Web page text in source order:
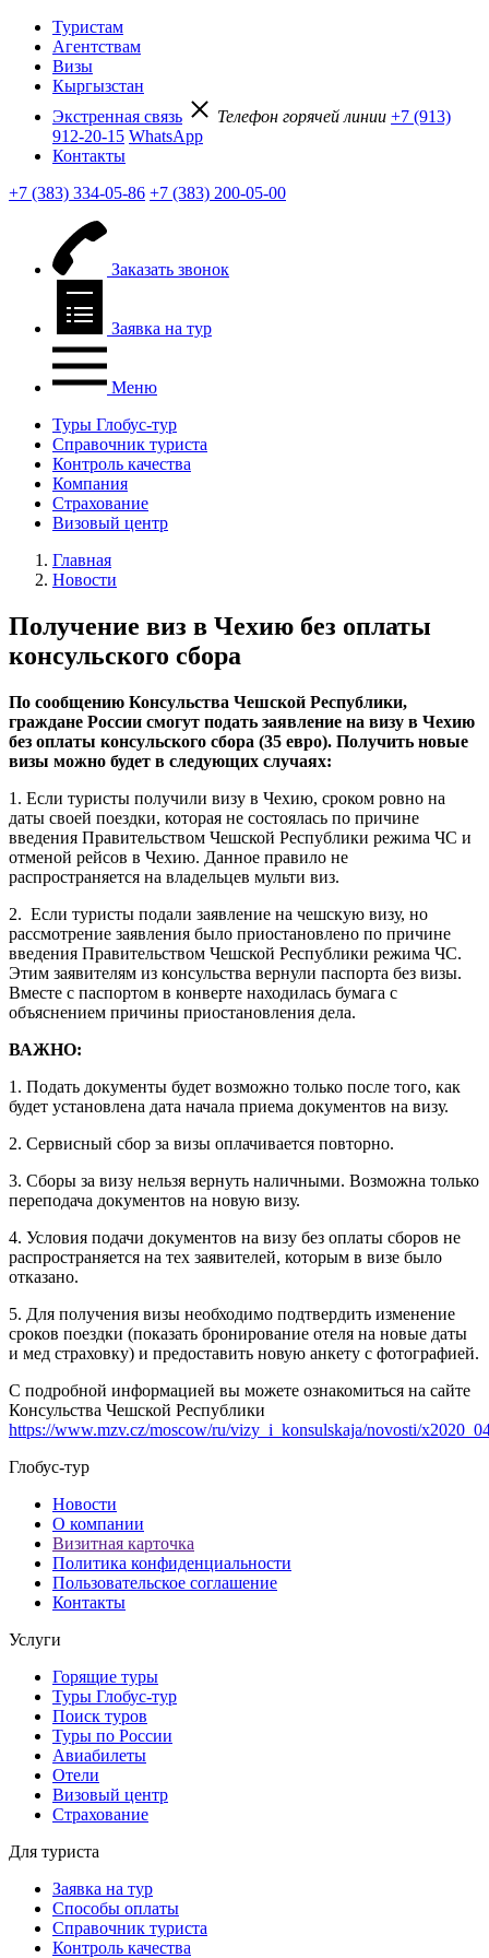
Туристам
Агентствам
Визы
Кыргызстан
Экстренная связь
Телефон горячей линии +7 (913)
912-20-15 WhatsApp
Контакты
+7 (383) 334-05-86 +7 (383) 200-05-00
Заказать звонок
Заявка на тур
Меню
Туры Глобус-тур
Справочник туриста
Контроль качества
Компания
Страхование
Визовый центр
Главная
Новости
Получение виз в Чехию без оплаты
консульского сбора
По сообщению Консульства Чешской Республики,
граждане России смогут подать заявление на визу в Чехию
без оплаты консульского сбора (35 евро). Получить новые
визы можно будет в следующих случаях:
1. Если туристы получили визу в Чехию, сроком ровно на
даты своей поездки, которая не состоялась по причине
введения Правительством Чешской Республики режима ЧС и
отменой рейсов в Чехию. Данное правило не
распространяется на владельцев мульти виз.
2. Если туристы подали заявление на чешскую визу, но
рассмотрение заявления было приостановлено по причине
введения Правительством Чешской Республики режима ЧС.
Этим заявителям из консульства вернули паспорта без визы.
Вместе с паспортом в конверте находилась бумага с
объяснением причины приостановления дела.
ВАЖНО:
1. Подать документы будет возможно только после того, как
будет установлена дата начала приема документов на визу.
2. Сервисный сбор за визы оплачивается повторно.
3. Сборы за визу нельзя вернуть наличными. Возможна только
переподача документов на новую визу.
4. Условия подачи документов на визу без оплаты сборов не
распространяется на тех заявителей, которым в визе было
отказано.
5. Для получения визы необходимо подтвердить изменение
сроков поездки (показать бронирование отеля на новые даты
и мед страховку) и предоставить новую анкету с фотографией.
С подробной информацией вы можете ознакомиться на сайте
Консульства Чешской Республики
https://www.mzv.cz/moscow/ru/vizy_i_konsulskaja/novosti/
Глобус-тур
Новости
О компании
Визитная карточка
Политика конфиденциальности
Пользовательское соглашение
Контакты
Услуги
Горящие туры
Туры Глобус-тур
Поиск туров
Туры по России
Авиабилеты
Отели
Визовый центр
Страхование
Для туриста
Заявка на тур
Способы оплаты
Справочник туриста
Контроль качества